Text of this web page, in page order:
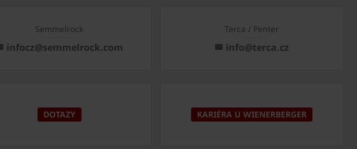
Semmelrock
infocz@semmelrock.com
Terca / Penter
info@terca.cz
DOTAZY KARIÉRA U WIENERBERGER